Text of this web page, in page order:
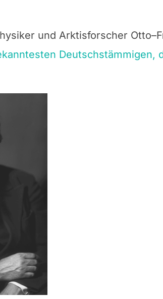
und Arktisforscher Otto–
Deutschstämmigen,